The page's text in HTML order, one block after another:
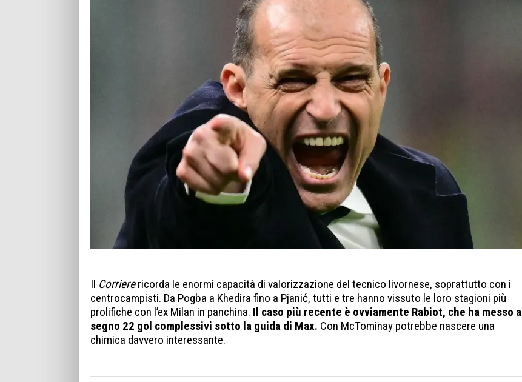
Il Corrierericorda le enormi capacità di valorizzazione del tecnico livornese, soprattutto con i
centrocampisti. Da Pogba a Khedira fino a Pjanić, tutti e tre hanno vissuto le loro stagioni più
prolifiche con l’ex Milan in panchina. Il caso più recente è ovviamente Rabiot, che ha messo a
segno 22 gol complessivi sotto la guida di Max. Con McTominay potrebbe nascere una
chimica davvero interessante.